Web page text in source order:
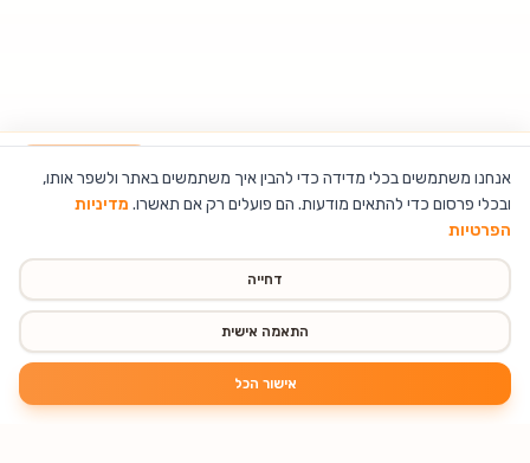
הוספה לסל
אנחנו משתמשים בכלי מדידה כדי להבין איך משתמשים באתר ולשפר אותו,
ובכלי פרסום כדי להתאים מודעות. הם פועלים רק אם תאשרו. מדיניות
הפרטיות
דחייה
התאמה אישית
אישור הכל